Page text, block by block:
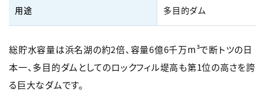
用途 多目的ダム
総貯水容量は浜名湖の約2倍、容量6億6千万m³で断トツの日
本一、多目的ダムとしてのロックフィル堤高も第1位の高さを誇
る巨大なダムです。